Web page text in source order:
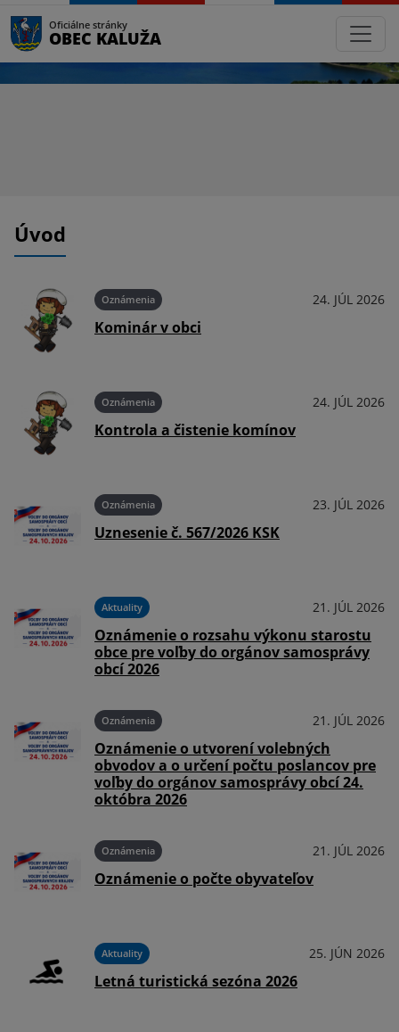
Oficiálne stránky
OBEC KALUŽA
Úvod
Oznámenia 24. JÚL 2026
Kominár v obci
Oznámenia 24. JÚL 2026
Kontrola a čistenie komínov
Oznámenia 23. JÚL 2026
Uznesenie č. 567/2026 KSK
Aktuality 21. JÚL 2026
Oznámenie o rozsahu výkonu starostu
obce pre voľby do orgánov samosprávy
obcí 2026
Oznámenia 21. JÚL 2026
Oznámenie o utvorení volebných
obvodov a o určení počtu poslancov pre
voľby do orgánov samosprávy obcí 24.
októbra 2026
Oznámenia 21. JÚL 2026
Oznámenie o počte obyvateľov
Aktuality 25. JÚN 2026
Letná turistická sezóna 2026